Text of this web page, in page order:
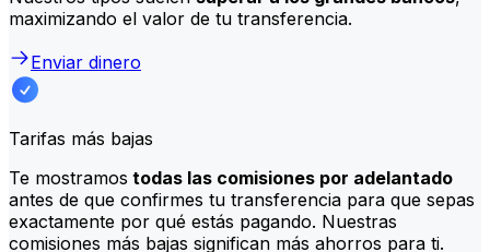
maximizando el valor de tu transferencia.
Enviar dinero
Tarifas más bajas
Te mostramos todas las comisiones por adelantado
antes de que confirmes tu transferencia para que sepas
exactamente por qué estás pagando. Nuestras
comisiones más bajas significan más ahorros para ti.